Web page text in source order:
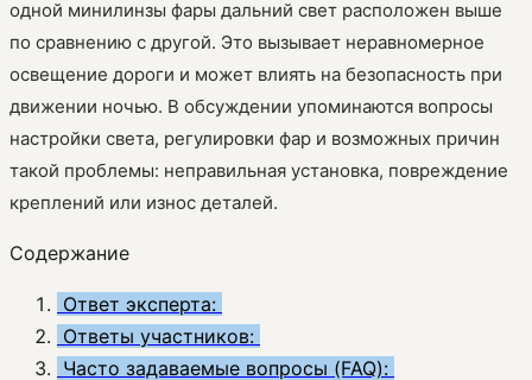
одной минилинзы фары дальний свет расположен выше
по сравнению с другой. Это вызывает неравномерное
освещение дороги и может влиять на безопасность при
движении ночью. В обсуждении упоминаются вопросы
настройки света, регулировки фар и возможных причин
такой проблемы: неправильная установка, повреждение
креплений или износ деталей.
Содержание
Ответ эксперта:
Ответы участников:
Часто задаваемые вопросы (FAQ):